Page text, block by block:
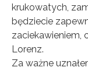
krukowatych,
będziecie
zaciekawieniem,
Lorenz.
Za ważne